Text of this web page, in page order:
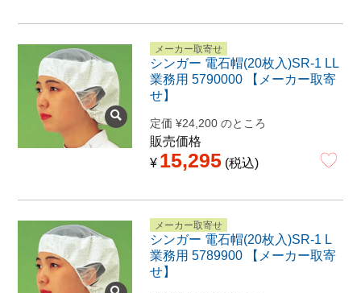
メーカー取寄せ
シンガー 電石帽(20枚入)SR-1 LL
業務用 5790000 【メーカー取寄
せ】
定価 ¥24,200 のところ
販売価格
¥ 15,295 税込
メーカー取寄せ
シンガー 電石帽(20枚入)SR-1 L
業務用 5789900 【メーカー取寄
せ】